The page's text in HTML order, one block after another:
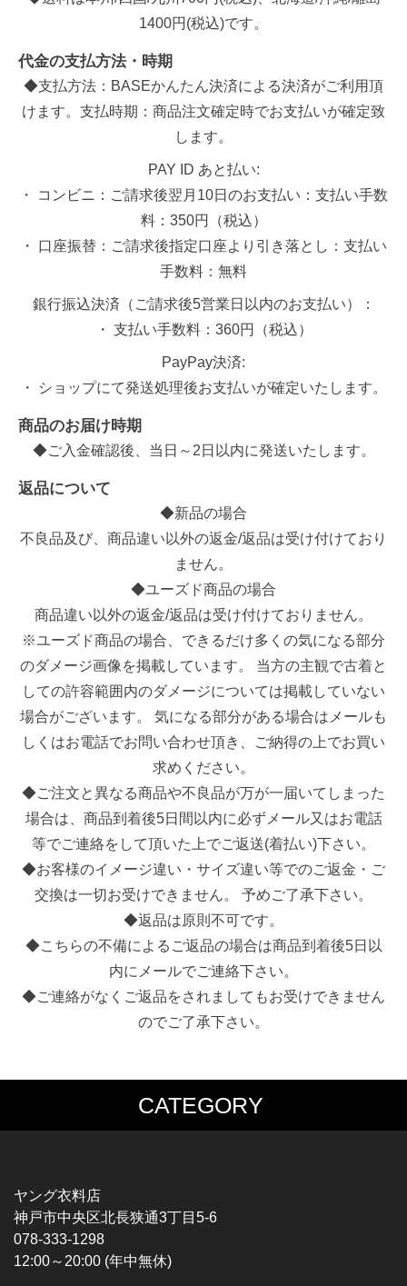
1400円(税込)です。
代金の支払方法・時期
◆支払方法：BASEかんたん決済による決済がご利用頂
けます。支払時期：商品注文確定時でお支払いが確定致
します。
PAY ID あと払い:
・ コンビニ：ご請求後翌月10日のお支払い：支払い手数
料：350円（税込）
・ 口座振替：ご請求後指定口座より引き落とし：支払い
手数料：無料
銀行振込決済（ご請求後5営業日以内のお支払い）：
・ 支払い手数料：360円（税込）
PayPay決済:
・ ショップにて発送処理後お支払いが確定いたします。
商品のお届け時期
◆ご入金確認後、当日～2日以内に発送いたします。
返品について
◆新品の場合
不良品及び、商品違い以外の返金/返品は受け付けており
ません。
◆ユーズド商品の場合
商品違い以外の返金/返品は受け付けておりません。
※ユーズド商品の場合、できるだけ多くの気になる部分
のダメージ画像を掲載しています。 当方の主観で古着と
しての許容範囲内のダメージについては掲載していない
場合がございます。 気になる部分がある場合はメールも
しくはお電話でお問い合わせ頂き、ご納得の上でお買い
求めください。
◆ご注文と異なる商品や不良品が万が一届いてしまった
場合は、商品到着後5日間以内に必ずメール又はお電話
等でご連絡をして頂いた上でご返送(着払い)下さい。
◆お客様のイメージ違い・サイズ違い等でのご返金・ご
交換は一切お受けできません。 予めご了承下さい。
◆返品は原則不可です。
◆こちらの不備によるご返品の場合は商品到着後5日以
内にメールでご連絡下さい。
◆ご連絡がなくご返品をされましてもお受けできません
のでご了承下さい。
CATEGORY
MUSIC TEE
HARDCORE / PUNK
PROGLESSIVE ROCK
POPS
SOUL / R&B
T-SHIRTS
CHAMPION
ヤング衣料店
神戸市中央区北長狭通3丁目5-6
078-333-1298
12:00～20:00 (年中無休)